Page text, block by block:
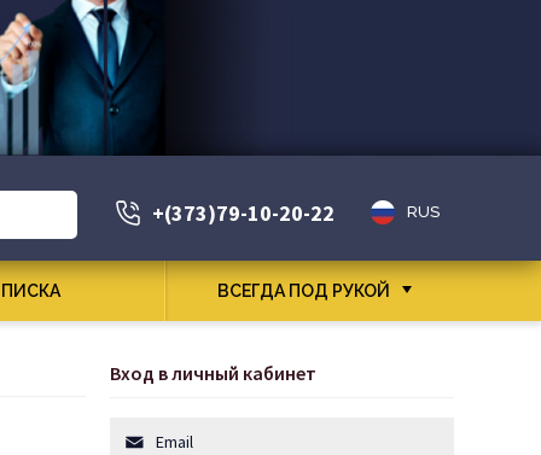
+(373)79-10-20-22 RUS
ВСЕГДА ПОД РУКОЙ
Вход в личный кабинет